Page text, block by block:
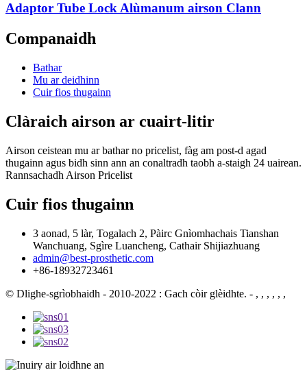
Adaptor Tube Lock Alùmanum airson Clann
Companaidh
Bathar
Mu ar deidhinn
Cuir fios thugainn
Clàraich airson ar cuairt-litir
Airson ceistean mu ar bathar no pricelist, fàg am post-d agad
thugainn agus bidh sinn ann an conaltradh taobh a-staigh 24 uairean.
Rannsachadh Airson Pricelist
Cuir fios thugainn
3 aonad, 5 làr, Togalach 2, Pàirc Gnìomhachais Tianshan
Wanchuang, Sgìre Luancheng, Cathair Shijiazhuang
admin@best-prosthetic.com
+86-18932723461
© Dlighe-sgrìobhaidh - 2010-2022 : Gach còir glèidhte. - , , , , , ,